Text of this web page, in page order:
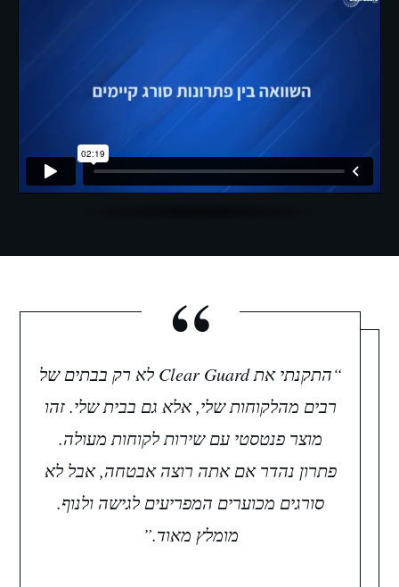
“
“התקנתי את Clear Guard לא רק בבתים של
רבים מהלקוחות שלי, אלא גם בבית שלי. זהו
מוצר פנטסטי עם שירות לקוחות מעולה.
פתרון נהדר אם אתה רוצה אבטחה, אבל לא
סורגים מכוערים המפריעים לגישה ולנוף.
מומלץ מאוד.”